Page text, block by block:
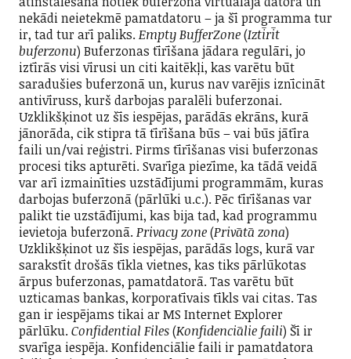
nekādi neietekmē pamatdatoru – ja šī programma tur
ir, tad tur arī paliks.Empty BufferZone(Iztīrīt
buferzonu) Buferzonas tīrīšana jādara regulāri, jo
iztīrās visi vīrusi un citi kaitēkļi, kas varētu būt
saradušies buferzonā un, kurus nav varējis iznīcināt
antivīruss, kurš darbojas paralēli buferzonai.
Uzklikšķinot uz šīs iespējas, parādās ekrāns, kurā
jānorāda, cik stipra tā tīrīšana būs – vai būs jātīra
faili un/vai reģistri. Pirms tīrīšanas visi buferzonas
procesi tiks apturēti. Svarīga piezīme, ka tādā veidā
var arī izmainīties uzstādījumi programmām, kuras
darbojas buferzonā (pārlūki u.c.). Pēc tīrīšanas var
palikt tie uzstādījumi, kas bija tad, kad programmu
ievietoja buferzonā.Privacy zone(Privātā zona)
Uzklikšķinot uz šīs iespējas, parādās logs, kurā var
sarakstīt drošās tīkla vietnes, kas tiks pārlūkotas
ārpus buferzonas, pamatdatorā. Tas varētu būt
uzticamas bankas, korporatīvais tīkls vai citas. Tas
gan ir iespējams tikai ar MS Internet Explorer
pārlūku.Confidential Files(Konfidenciālie faili) Šī ir
svarīga iespēja. Konfidenciālie faili ir pamatdatora